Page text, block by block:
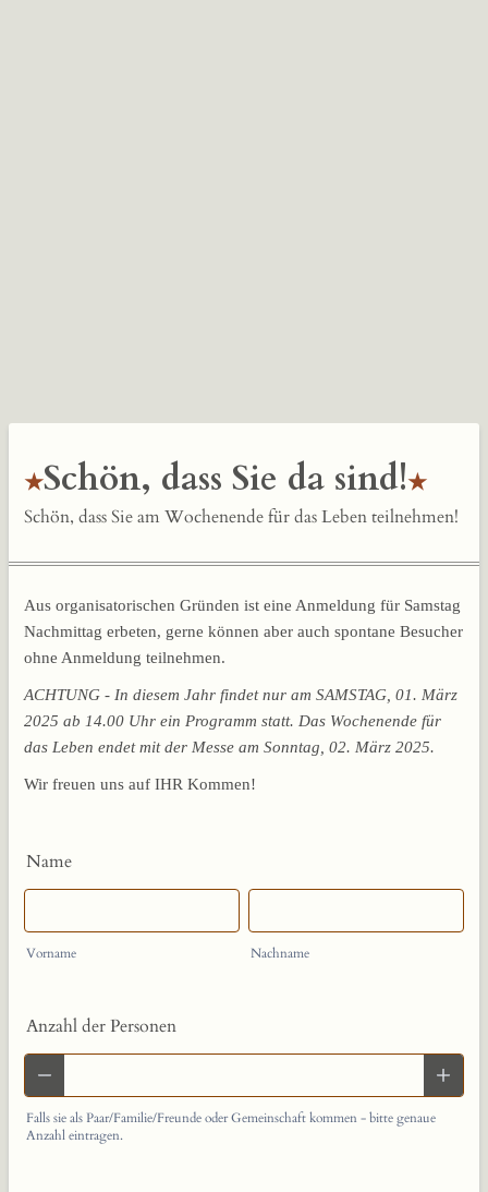
Schön, dass Sie da sind!
Schön, dass Sie am Wochenende für das Leben teilnehmen!
Aus organisatorischen Gründen ist eine Anmeldung für Samstag
Nachmittag erbeten, gerne können aber auch spontane Besucher
ohne Anmeldung teilnehmen.
ACHTUNG - In diesem Jahr findet nur am SAMSTAG, 01. März
2025 ab 14.00 Uhr ein Programm statt. Das Wochenende für
das Leben endet mit der Messe am Sonntag, 02. März 2025.
Wir freuen uns auf IHR Kommen!
Name
Vorname Nachname
Anzahl der Personen
Falls sie als Paar/Familie/Freunde oder Gemeinschaft kommen - bitte genaue
Anzahl eintragen.